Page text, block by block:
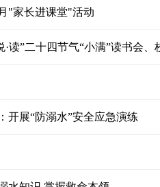
"家长进课堂"活动
开展“防溺水”安全应急演练